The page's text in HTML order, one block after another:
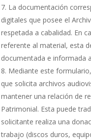
La documentación
digitales que posee el
respetada a cabalidad. En
referente al material, esta
documentada e informada
Mediante este
que solicita archivos
mantener una relación de
Patrimonial. Esta puede
solicitante realiza una
trabajo (discos duros,